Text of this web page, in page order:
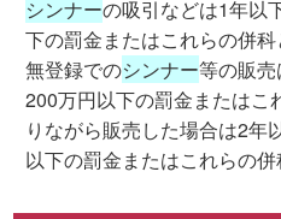
シンナーの吸引などは1年以
下の罰金またはこれらの併科
無登録でのシンナー等の販
200万円以下の罰金またはこ
りながら販売した場合は2年
以下の罰金またはこれらの併